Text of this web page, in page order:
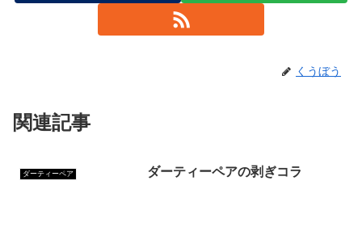
くうぼう
関連記事
ダーティーペア ダーティーペアの剥ぎコラ